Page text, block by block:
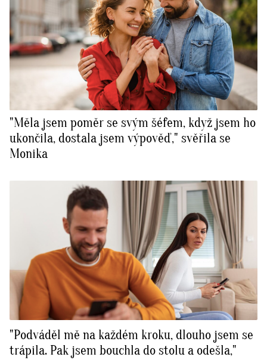
"Měla jsem poměr se svým šéfem, když jsem ho
ukončila, dostala jsem výpověď," svěřila se
Monika
"Podváděl mě na každém kroku, dlouho jsem se
trápila. Pak jsem bouchla do stolu a odešla,"